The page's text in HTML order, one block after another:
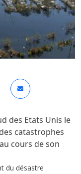
des Etats Unis le
catastrophes
cours de son
du désastre